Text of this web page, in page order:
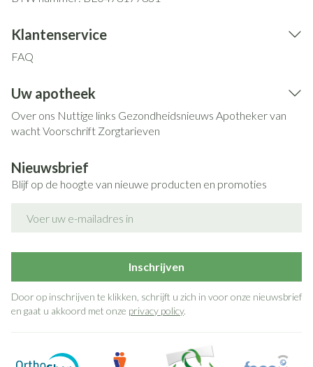
Klantenservice
FAQ
Uw apotheek
Over ons Nuttige links Gezondheidsnieuws Apotheker van
wachtVoorschrift Zorgtarieven
Nieuwsbrief
Blijf op de hoogte van nieuwe producten en promoties
Inschrijven
Door op inschrijven te klikken, schrijft u zich in voor onze nieuwsbrief
en gaat u akkoord met onze privacy policy.